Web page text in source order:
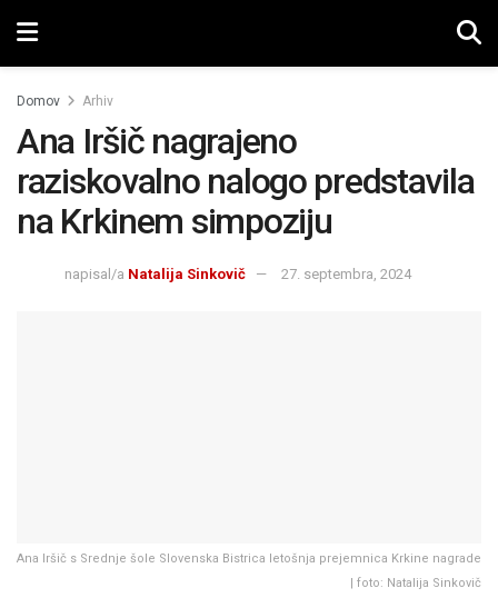
Domov Arhiv
Ana Iršič nagrajeno
raziskovalno nalogo predstavila
na Krkinem simpoziju
napisal/a Natalija Sinkovič 27. septembra, 2024
Ana Iršič s Srednje šole Slovenska Bistrica letošnja prejemnica Krkine nagrade
| foto: Natalija Sinkovič